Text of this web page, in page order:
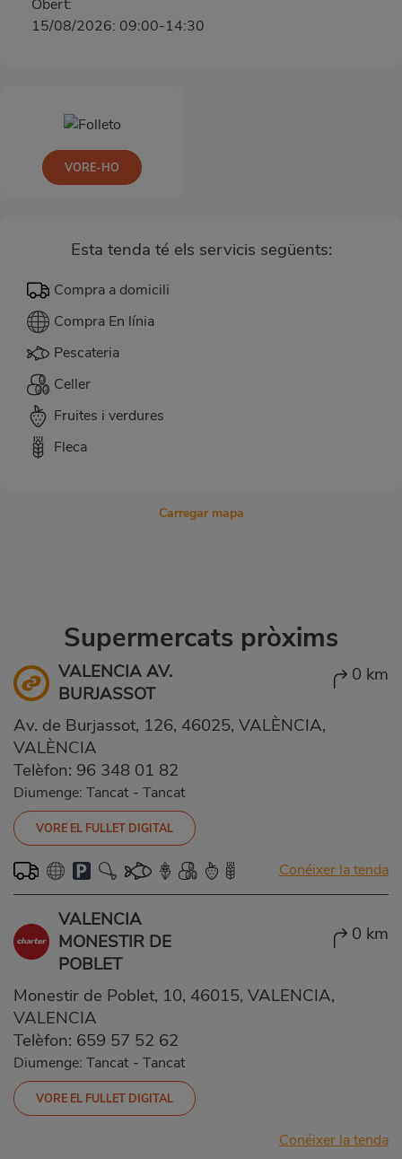
Obert:
15/08/2026: 09:00-14:30
Esta tenda té els servicis següents:
Compra a domicili
Compra En línia
Pescateria
Celler
Fruites i verdures
Fleca
VORE-HO
Carregar mapa
Supermercats pròxims
VALENCIA AV.
BURJASSOT
0 km
Av. de Burjassot, 126, 46025, VALÈNCIA,
VALÈNCIA
Telèfon: 96 348 01 82
Diumenge: Tancat - Tancat
VORE EL FULLET DIGITAL
Conéixer la tenda
VALENCIA
MONESTIR DE
POBLET
0 km
Monestir de Poblet, 10, 46015, VALENCIA,
VALENCIA
Telèfon: 659 57 52 62
Diumenge: Tancat - Tancat
VORE EL FULLET DIGITAL
Conéixer la tenda